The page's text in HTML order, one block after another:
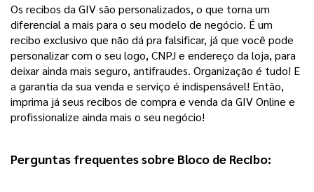
Os recibos da GIV são personalizados, o que torna um
diferencial a mais para o seu modelo de negócio. É um
recibo exclusivo que não dá pra falsificar, já que você pode
personalizar com o seu logo, CNPJ e endereço da loja, para
deixar ainda mais seguro, antifraudes. Organização é tudo! E
a garantia da sua venda e serviço é indispensável! Então,
imprima já seus recibos de compra e venda da GIV Online e
profissionalize ainda mais o seu negócio!
Perguntas frequentes sobre Bloco de Recibo: